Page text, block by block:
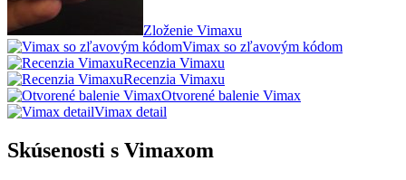
Zloženie Vimaxu
Vimax so zľavovým kódom
Recenzia Vimaxu
Recenzia Vimaxu
Otvorené balenie Vimax
Vimax detail
Skúsenosti s Vimaxom